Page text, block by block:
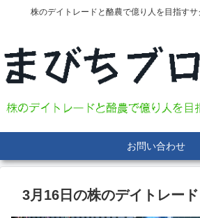
株のデイトレードと酪農で億り人を目指すサ
お問い合わせ
3月16日の株のデイトレード